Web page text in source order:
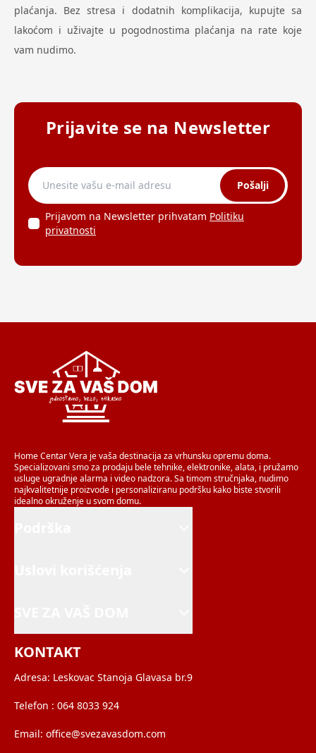
plaćanja. Bez stresa i dodatnih komplikacija, kupujte sa
lakoćom i uživajte u pogodnostima plaćanja na rate koje
vam nudimo.
Prijavite se na Newsletter
Pošalji
Prijavom na Newsletter prihvatam Politiku
privatnosti
Home Centar Vera je vaša destinacija za vrhunsku opremu doma.
Specializovani smo za prodaju bele tehnike, elektronike, alata, i pružamo
usluge ugradnje alarma i video nadzora. Sa timom stručnjaka, nudimo
najkvalitetnije proizvode i personaliziranu podršku kako biste stvorili
idealno okruženje u svom domu.
KONTAKT
Adresa: Leskovac Stanoja Glavasa br.9
Telefon : 064 8033 924
Email: office@svezavasdom.com